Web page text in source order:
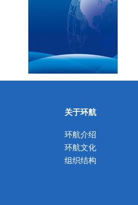
关于环航
环航介绍
环航文化
组织结构